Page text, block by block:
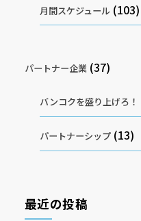
月間スケジュール (103)
パートナー企業 (37)
バンコクを盛り上げろ！
パートナーシップ (13)
最近の投稿